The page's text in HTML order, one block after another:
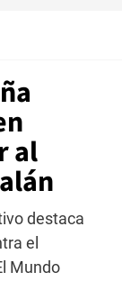
al
destaca
el
Mundo